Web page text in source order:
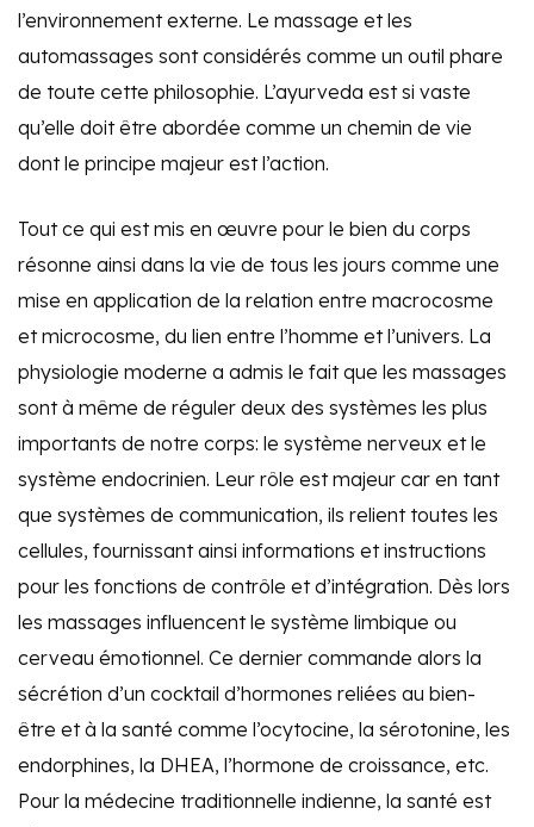
l’environnement externe. Le massage et les
automassages sont considérés comme un outil phare
de toute cette philosophie. L’ayurveda est si vaste
qu’elle doit être abordée comme un chemin de vie
dont le principe majeur est l’action.
Tout ce qui est mis en œuvre pour le bien du corps
résonne ainsi dans la vie de tous les jours comme une
mise en application de la relation entre macrocosme
et microcosme, du lien entre l’homme et l’univers. La
physiologie moderne a admis le fait que les massages
sont à même de réguler deux des systèmes les plus
importants de notre corps: le système nerveux et le
système endocrinien. Leur rôle est majeur car en tant
que systèmes de communication, ils relient toutes les
cellules, fournissant ainsi informations et instructions
pour les fonctions de contrôle et d’intégration. Dès lors
les massages influencent le système limbique ou
cerveau émotionnel. Ce dernier commande alors la
sécrétion d’un cocktail d’hormones reliées au bien-
être et à la santé comme l’ocytocine, la sérotonine, les
endorphines, la DHEA, l’hormone de croissance, etc.
Pour la médecine traditionnelle indienne, la santé est